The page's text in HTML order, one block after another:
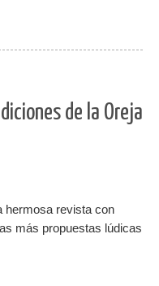
de la Oreja
hermosa revista con
más propuestas lúdicas